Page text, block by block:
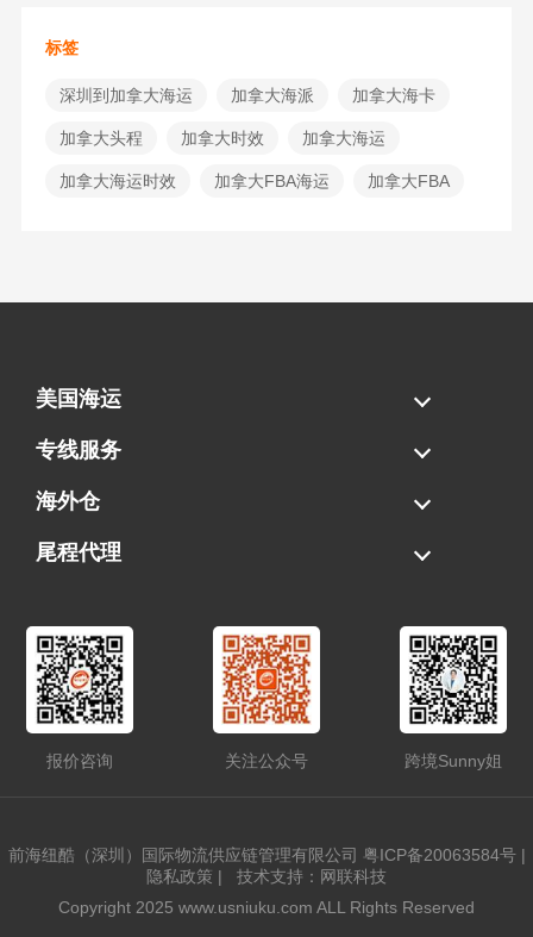
标签
深圳到加拿大海运 加拿大海派 加拿大海卡
加拿大头程 加拿大时效 加拿大海运
加拿大海运时效 加拿大FBA海运 加拿大FBA
美国海运
海运拼柜
海运整柜
美国海卡
加拿大海运
专线服务
FBA专线直送
超大件专线
AWD专线
电池专线
海外仓
一件代发
FBA中转
贴标换标
拆柜/存储
尾程代理
报价咨询 关注公众号 跨境Sunny姐
前海纽酷（深圳）国际物流供应链管理有限公司 粤ICP备20063584号|
隐私政策 |
技术支持：网联科技
Copyright 2025 www.usniuku.com ALL Rights Reserved